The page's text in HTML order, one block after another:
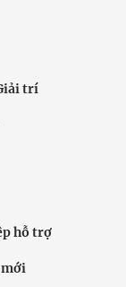
trí
hỗ trợ